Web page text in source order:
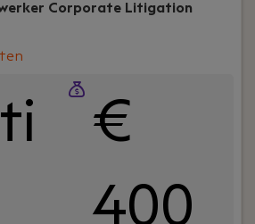
Corporate Litigation
€
400